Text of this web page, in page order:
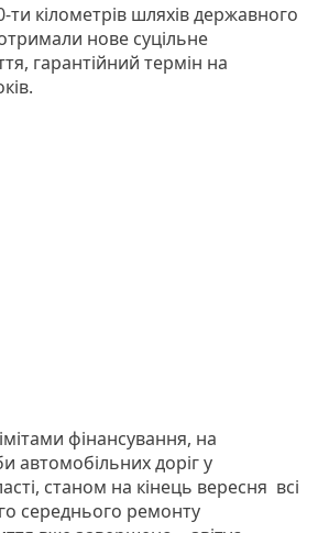
кілометрів шляхів державного
нове суцільне
гарантійний термін на
фінансування, на
автомобільних доріг у
станом на кінець вересня всі
середнього ремонту